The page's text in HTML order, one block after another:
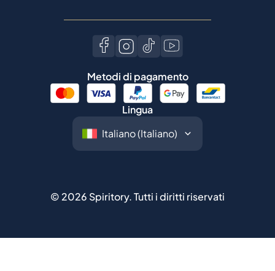
Metodi di pagamento
Lingua
© 2026 Spiritory.Tutti i diritti riservati